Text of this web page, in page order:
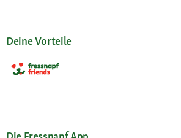
Deine Vorteile